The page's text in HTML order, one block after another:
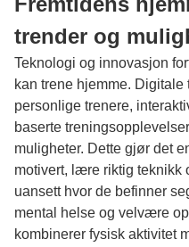
trender og
Teknologi og innovasjon
kan trene hjemme.
personlige trenere,
baserte
muligheter. Dette gjør det
motivert, lære riktig teknikk
uansett hvor de befinner
mental helse og velvære
kombinerer fysisk aktivitet